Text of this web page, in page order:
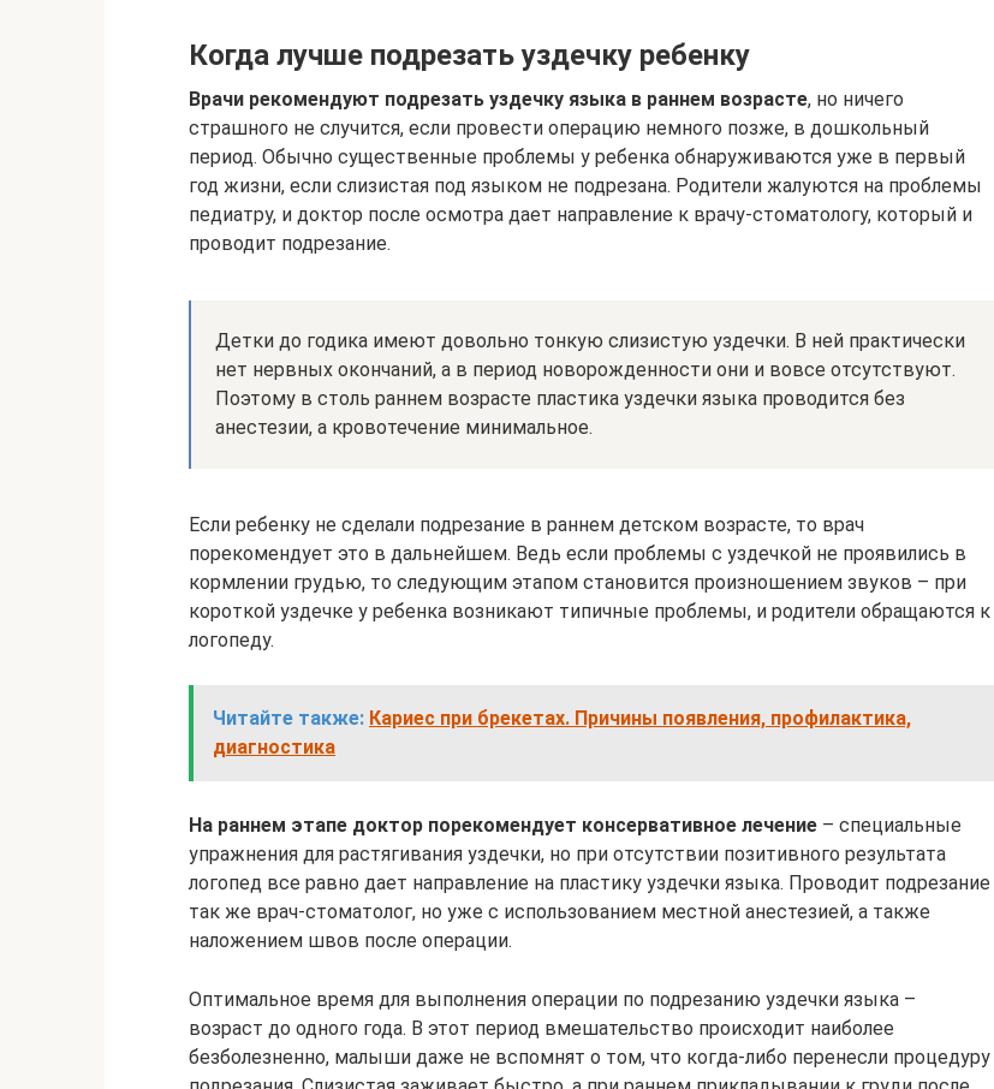
Когда лучше подрезать уздечку ребенку
Врачи рекомендуют подрезать уздечку языка в раннем возрасте, но ничего
страшного не случится, если провести операцию немного позже, в дошкольный
период. Обычно существенные проблемы у ребенка обнаруживаются уже в первый
год жизни, если слизистая под языком не подрезана. Родители жалуются на проблемы
педиатру, и доктор после осмотра дает направление к врачу-стоматологу, который и
проводит подрезание.
Детки до годика имеют довольно тонкую слизистую уздечки. В ней практически
нет нервных окончаний, а в период новорожденности они и вовсе отсутствуют.
Поэтому в столь раннем возрасте пластика уздечки языка проводится без
анестезии, а кровотечение минимальное.
Если ребенку не сделали подрезание в раннем детском возрасте, то врач
порекомендует это в дальнейшем. Ведь если проблемы с уздечкой не проявились в
кормлении грудью, то следующим этапом становится произношением звуков – при
короткой уздечке у ребенка возникают типичные проблемы, и родители обращаются к
логопеду.
Читайте также: Кариес при брекетах. Причины появления, профилактика,
диагностика
На раннем этапе доктор порекомендует консервативное лечение – специальные
упражнения для растягивания уздечки, но при отсутствии позитивного результата
логопед все равно дает направление на пластику уздечки языка. Проводит подрезание
так же врач-стоматолог, но уже с использованием местной анестезией, а также
наложением швов после операции.
Оптимальное время для выполнения операции по подрезанию уздечки языка –
возраст до одного года. В этот период вмешательство происходит наиболее
безболезненно, малыши даже не вспомнят о том, что когда-либо перенесли процедуру